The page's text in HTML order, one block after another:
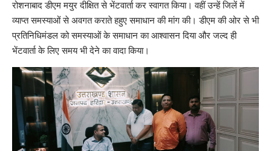
रोशनाबाद डीएम मयुर दीक्षित से भेंटवार्ता कर स्वागत किया। वहीं उन्हें जिलें में
व्याप्त समस्याओं से अवगत कराते हहुए समाधान की मांग की। डीएम की ओर से भी
प्रतिनिधिमंडल को समस्याओं के समाधान का आश्वासन दिया और जल्द ही
भेंटवार्ता के लिए समय भी देने का वादा किया।